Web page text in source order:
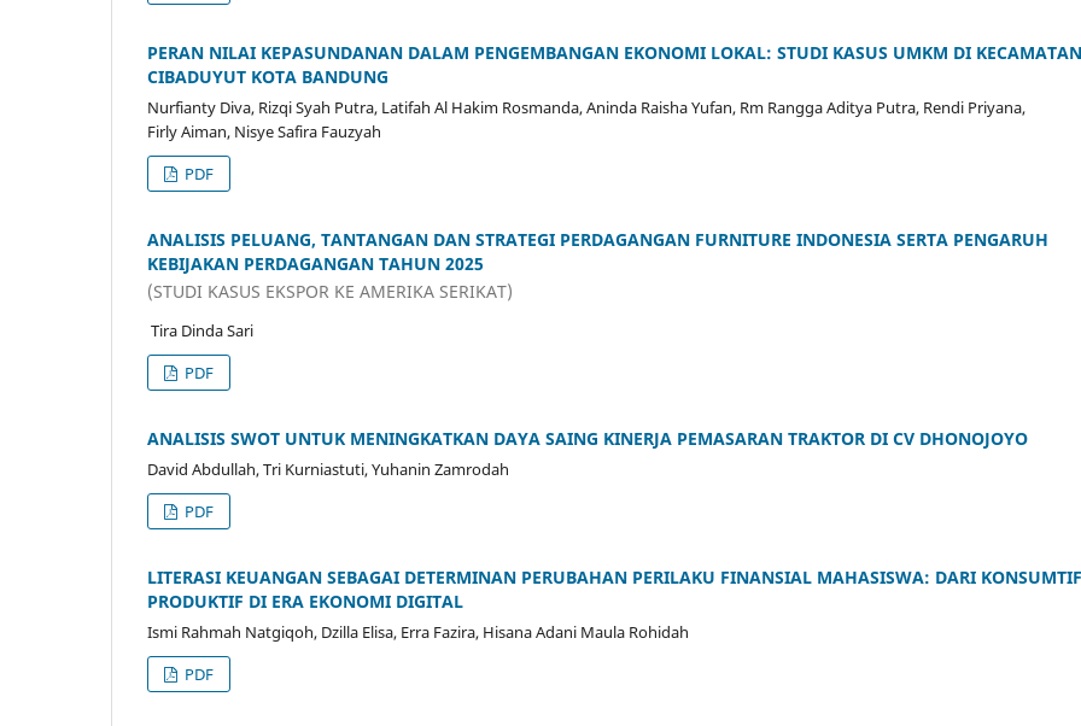
PERAN NILAI KEPASUNDANAN DALAM PENGEMBANGAN EKONOMI LOKAL: STUDI KASUS UMKM DI KECAMATAN
CIBADUYUT KOTA BANDUNG
Nurfianty Diva, Rizqi Syah Putra, Latifah Al Hakim Rosmanda, Aninda Raisha Yufan, Rm Rangga Aditya Putra, Rendi Priyana,
Firly Aiman, Nisye Safira Fauzyah
PDF
ANALISIS PELUANG, TANTANGAN DAN STRATEGI PERDAGANGAN FURNITURE INDONESIA SERTA PENGARUH
KEBIJAKAN PERDAGANGAN TAHUN 2025
(STUDI KASUS EKSPOR KE AMERIKA SERIKAT)
⁠ Tira Dinda Sari
PDF
ANALISIS SWOT UNTUK MENINGKATKAN DAYA SAING KINERJA PEMASARAN TRAKTOR DI CV DHONOJOYO
David Abdullah, Tri Kurniastuti, Yuhanin Zamrodah
PDF
LITERASI KEUANGAN SEBAGAI DETERMINAN PERUBAHAN PERILAKU FINANSIAL MAHASISWA: DARI
PRODUKTIF DI ERA EKONOMI DIGITAL
Ismi Rahmah Natgiqoh, Dzilla Elisa, Erra Fazira, Hisana Adani Maula Rohidah
PDF